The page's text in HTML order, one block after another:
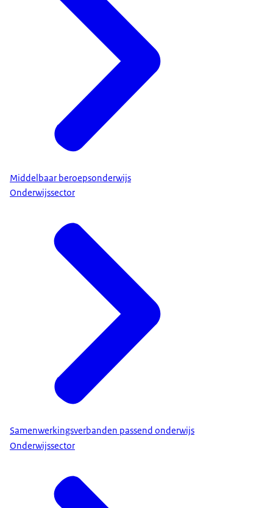
Middelbaar beroepsonderwijs
Onderwijssector
Samenwerkingsverbanden passend onderwijs
Onderwijssector